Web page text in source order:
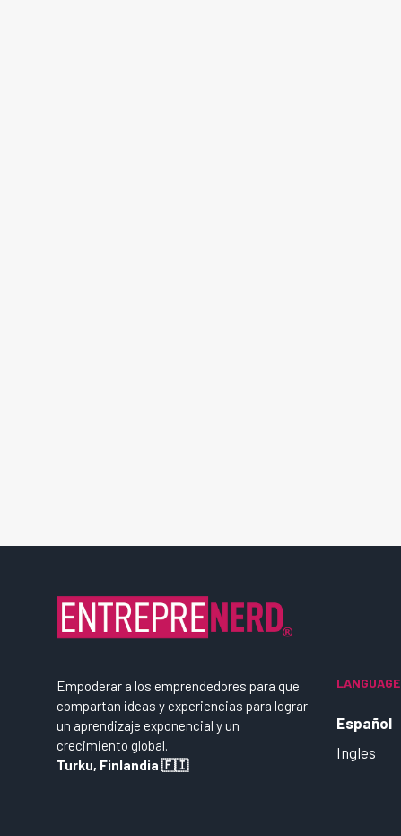
Empoderar a los emprendedores para que
compartan ideas y experiencias para lograr
un aprendizaje exponencial y un
crecimiento global.
Turku, Finlandia 🇫🇮
LANGUAGE
Español
Ingles